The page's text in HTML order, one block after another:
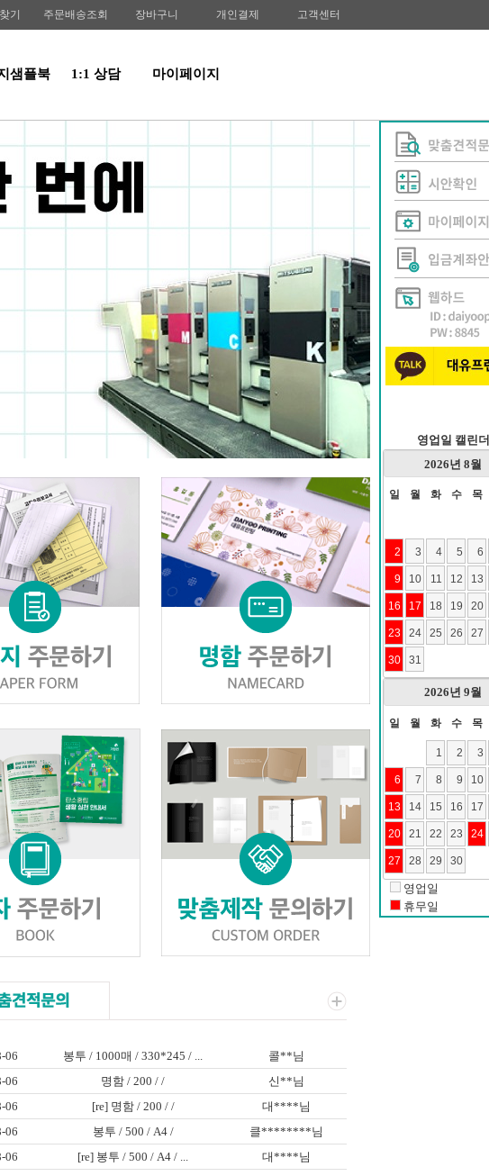
기 주문배송조회 장바구니 개인결제 고객센터
샘플북 1:1 상담 마이페이지
06 봉투 / 1000매 / 330*245 / ...
콜**님
06
명함 / 200 / /
신**님
06
[re] 명함 / 200 / /
대****님
06
봉투 / 500 / A4 /
클********님
06
[re] 봉투 / 500 / A4 / ... 대****님
영업일 캘린더
2026년 8월
일 월 화 수 목
2 3 4 5 6
9 10 11 12 13
16 17 18 19 20
23 24 25 26 27
30 31
2026년 9월
일 월 화 수 목
1 2 3
6 7 8 9 10
13 14 15 16 17
20 21 22 23 24
27 28 29 30
영업일
휴무일